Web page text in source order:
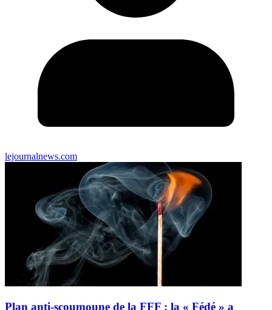
lejournalnews.com
Plan anti-scoumoune de la FFF : la « Fédé » a